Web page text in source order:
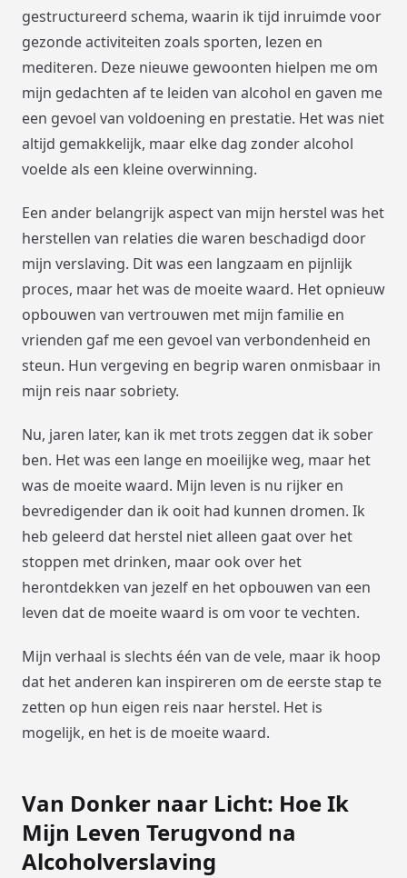
gestructureerd schema, waarin ik tijd inruimde voor
gezonde activiteiten zoals sporten, lezen en
mediteren. Deze nieuwe gewoonten hielpen me om
mijn gedachten af te leiden van alcohol en gaven me
een gevoel van voldoening en prestatie. Het was niet
altijd gemakkelijk, maar elke dag zonder alcohol
voelde als een kleine overwinning.
Een ander belangrijk aspect van mijn herstel was het
herstellen van relaties die waren beschadigd door
mijn verslaving. Dit was een langzaam en pijnlijk
proces, maar het was de moeite waard. Het opnieuw
opbouwen van vertrouwen met mijn familie en
vrienden gaf me een gevoel van verbondenheid en
steun. Hun vergeving en begrip waren onmisbaar in
mijn reis naar sobriety.
Nu, jaren later, kan ik met trots zeggen dat ik sober
ben. Het was een lange en moeilijke weg, maar het
was de moeite waard. Mijn leven is nu rijker en
bevredigender dan ik ooit had kunnen dromen. Ik
heb geleerd dat herstel niet alleen gaat over het
stoppen met drinken, maar ook over het
herontdekken van jezelf en het opbouwen van een
leven dat de moeite waard is om voor te vechten.
Mijn verhaal is slechts één van de vele, maar ik hoop
dat het anderen kan inspireren om de eerste stap te
zetten op hun eigen reis naar herstel. Het is
mogelijk, en het is de moeite waard.
Van Donker naar Licht: Hoe Ik
Mijn Leven Terugvond na
Alcoholverslaving